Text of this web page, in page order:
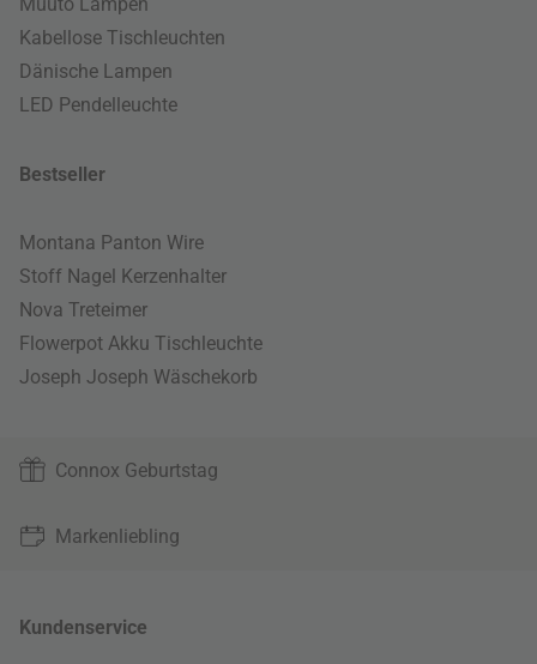
Kabellose Tischleuchten
Dänische Lampen
LED Pendelleuchte
Bestseller
Montana Panton Wire
Stoff Nagel Kerzenhalter
Nova Treteimer
Flowerpot Akku Tischleuchte
Joseph Joseph Wäschekorb
Connox Geburtstag
Markenliebling
Kundenservice